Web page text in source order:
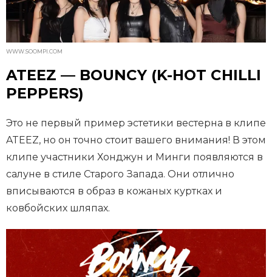
WWW.SOOMPI.COM
ATEEZ — BOUNCY (K-HOT CHILLI
PEPPERS)
Это не первый пример эстетики вестерна в клипе
ATEEZ, но он точно стоит вашего внимания! В этом
клипе участники Хонджун и Минги появляются в
салуне в стиле Старого Запада. Они отлично
вписываются в образ в кожаных куртках и
ковбойских шляпах.